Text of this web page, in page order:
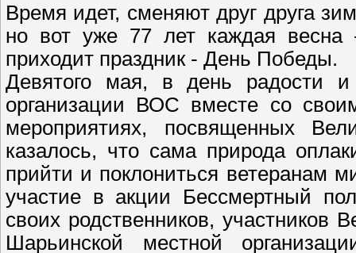
Время идет, сменяют друг друга
но вот уже 77 лет каждая
приходит праздник - День Победы.
Девятого мая, в день радости и
организации ВОС вместе со
мероприятиях, посвященных
казалось, что сама природа
прийти и поклониться ветеранам
участие в акции Бессмертный
своих родственников,
Шарьинской местной